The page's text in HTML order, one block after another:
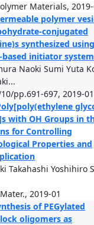
Materials,
polymer
conjugated
synthesized
initiator system
Naoki Sumi Yuta
pp.691-697, 2019-01
with OH Groups in
for Controlling
Properties and
Takahashi Yoshihiro
2019-01
of PEGylated
oligomers as